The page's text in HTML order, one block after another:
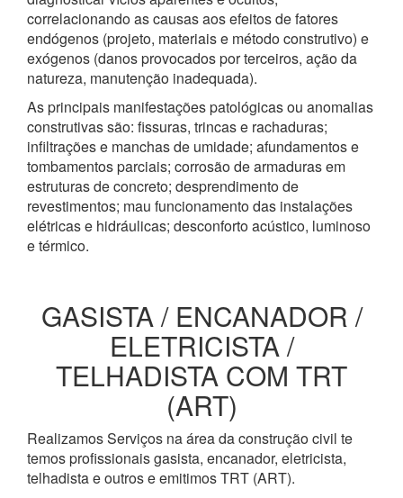
correlacionando as causas aos efeitos de fatores
endógenos (projeto, materiais e método construtivo) e
exógenos (danos provocados por terceiros, ação da
natureza, manutenção inadequada).
As principais manifestações patológicas ou anomalias
construtivas são: fissuras, trincas e rachaduras;
infiltrações e manchas de umidade; afundamentos e
tombamentos parciais; corrosão de armaduras em
estruturas de concreto; desprendimento de
revestimentos; mau funcionamento das instalações
elétricas e hidráulicas; desconforto acústico, luminoso
e térmico.
GASISTA / ENCANADOR /
ELETRICISTA /
TELHADISTA COM TRT
(ART)
Realizamos Serviços na área da construção civil te
temos profissionais gasista, encanador, eletricista,
telhadista e outros e emitimos TRT (ART).